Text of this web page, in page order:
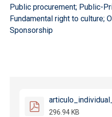
Public procurement; Public-
Fundamental right to culture;
Sponsorship
296.94 KB